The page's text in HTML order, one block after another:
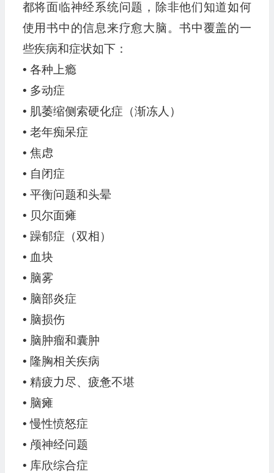
都将面临神经系统问题，除非他们知道如何
使用书中的信息来疗愈大脑。书中覆盖的一
些疾病和症状如下：
• 各种上瘾
• 多动症
• 肌萎缩侧索硬化症（渐冻人）
• 老年痴呆症
• 焦虑
• 自闭症
• 平衡问题和头晕
• 贝尔面瘫
• 躁郁症（双相）
• 血块
• 脑雾
• 脑部炎症
• 脑损伤
• 脑肿瘤和囊肿
• 隆胸相关疾病
• 精疲力尽、疲惫不堪
• 脑瘫
• 慢性愤怒症
• 颅神经问题
• 库欣综合症